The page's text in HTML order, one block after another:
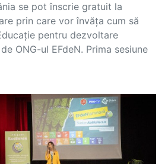
se pot înscrie gratuit la
prin care vor învăța cum să
pentru dezvoltare
ONG-ul EFdeN. Prima sesiune